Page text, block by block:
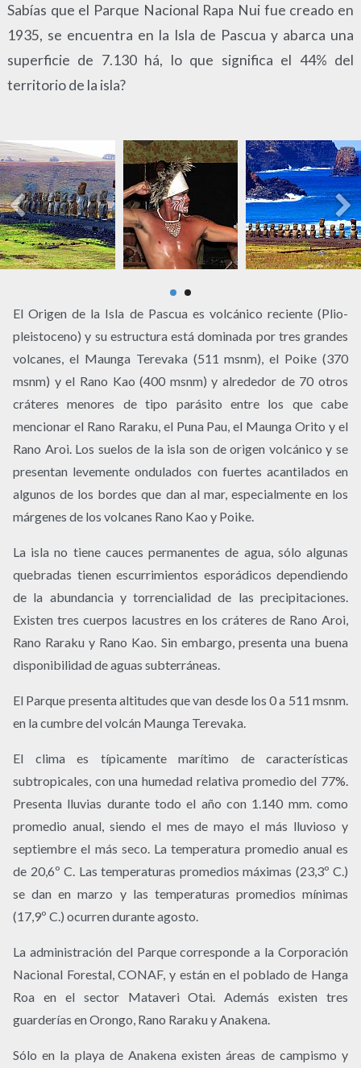
Sabías que el Parque Nacional Rapa Nui fue creado en
1935, se encuentra en la Isla de Pascua y abarca una
superficie de 7.130 há, lo que significa el 44% del
territorio de la isla?
El Origen de la Isla de Pascua es volcánico reciente (Plio-
pleistoceno) y su estructura está dominada por tres grandes
volcanes, el Maunga Terevaka (511 msnm), el Poike (370
msnm) y el Rano Kao (400 msnm) y alrededor de 70 otros
cráteres menores de tipo parásito entre los que cabe
mencionar el Rano Raraku, el Puna Pau, el Maunga Orito y el
Rano Aroi. Los suelos de la isla son de origen volcánico y se
presentan levemente ondulados con fuertes acantilados en
algunos de los bordes que dan al mar, especialmente en los
márgenes de los volcanes Rano Kao y Poike.
La isla no tiene cauces permanentes de agua, sólo algunas
quebradas tienen escurrimientos esporádicos dependiendo
de la abundancia y torrencialidad de las precipitaciones.
Existen tres cuerpos lacustres en los cráteres de Rano Aroi,
Rano Raraku y Rano Kao. Sin embargo, presenta una buena
disponibilidad de aguas subterráneas.
El Parque presenta altitudes que van desde los 0 a 511 msnm.
en la cumbre del volcán Maunga Terevaka.
El clima es típicamente marítimo de características
subtropicales, con una humedad relativa promedio del 77%.
Presenta lluvias durante todo el año con 1.140 mm. como
promedio anual, siendo el mes de mayo el más lluvioso y
septiembre el más seco. La temperatura promedio anual es
de 20,6º C. Las temperaturas promedios máximas (23,3º C.)
se dan en marzo y las temperaturas promedios mínimas
(17,9º C.) ocurren durante agosto.
La administración del Parque corresponde a la Corporación
Nacional Forestal, CONAF, y están en el poblado de Hanga
Roa en el sector Mataveri Otai. Además existen tres
guarderías en Orongo, Rano Raraku y Anakena.
Sólo en la playa de Anakena existen áreas de campismo y